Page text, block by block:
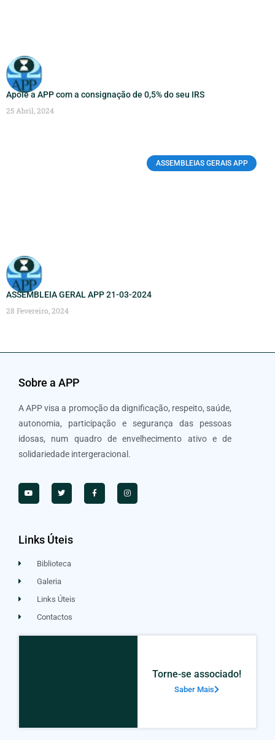
Apoie a APP com a consignação de 0,5% do seu IRS
25 Abril, 2024
ASSEMBLEIAS GERAIS APP
ASSEMBLEIA GERAL APP 21-03-2024
28 Fevereiro, 2024
Sobre a APP
A APP visa a promoção da dignificação, respeito, saúde,
autonomia, participação e segurança das pessoas
idosas, num quadro de envelhecimento ativo e de
solidariedade intergeracional.
Links Úteis
Biblioteca
Galeria
Links Úteis
Contactos
Torne-se associado!
Saber Mais